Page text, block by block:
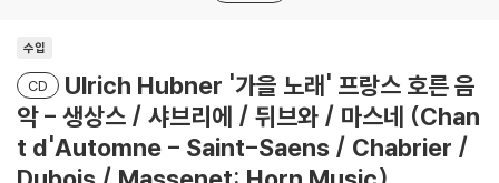
수입
CD
Ulrich Hubner '가을 노래' 프랑스 호른 음
악 - 생상스 / 샤브리에 / 뒤브와 / 마스네 (Chan
t d'Automne - Saint-Saens / Chabrier /